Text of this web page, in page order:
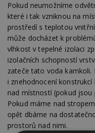
Pokud neumožníme
které i tak vzniknou na
prostředí s teplotou
může docházet k
vlhkost v tepelné izolaci
izolačních schopností
zateče tato voda kamkoli.
i znehodnocení
nad místností (pokud
Pokud máme nad
opět dbáme na
prostorů nad nimi.